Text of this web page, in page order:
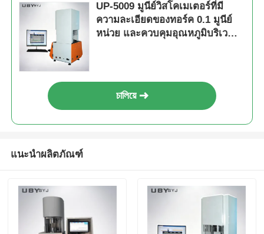
UP-5009 มูนีย์วิสโคเมเตอร์ที่มี
ความละเอียดของทอร์ค 0.1 มูนีย์
หน่วย และควบคุมอุณหภูมิบริเวณ
চালিয়ে
แนะนำผลิตภัณฑ์